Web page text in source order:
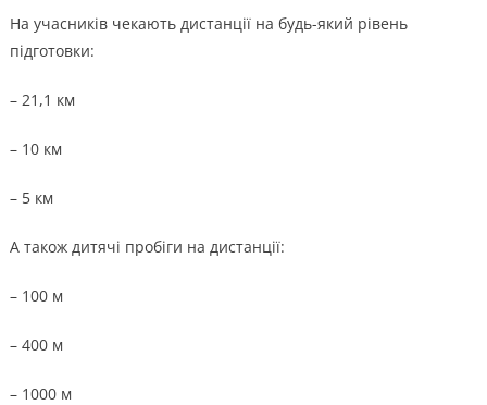
На учасників чекають дистанції на будь-який рівень
підготовки:
– 21,1 км
– 10 км
– 5 км
А також дитячі пробіги на дистанції:
– 100 м
– 400 м
– 1000 м